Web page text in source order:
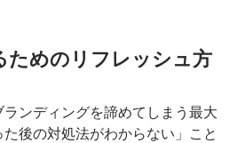
ためのリフレッシュ方
ンディングを諦めてしまう最大
後の対処法がわからない」こと